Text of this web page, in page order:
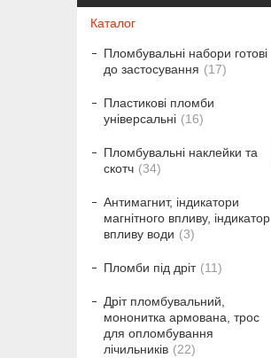
Каталог
Пломбувальні набори готові
до застосування
17
Пластикові пломби
універсальні
16
Пломбувальні наклейки та
скотч
34
Антимагнит, індикатори
магнітного впливу, індикатор
впливу води
3
Пломби під дріт 11
Дріт пломбувальний,
мононитка армована, трос
для опломбування
лічильників
22